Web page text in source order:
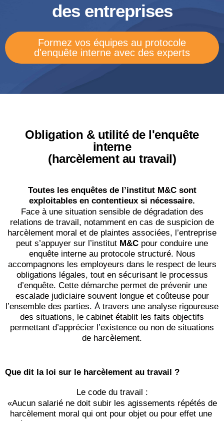
des entreprises
Formez vos équipes au protocole
d'enquête interne avec des experts
Obligation & utilité de l'enquête
interne
(harcèlement au travail)
Toutes les enquêtes de l’institut M&C sont
exploitables en contentieux si nécessaire.
Face à une situation sensible de dégradation des
relations de travail, notamment en cas de suspicion de
harcèlement moral et de plaintes associées, l’entreprise
peut s’appuyer sur l’institut M&C pour conduire une
enquête interne au protocole structuré. Nous
accompagnons les employeurs dans le respect de leurs
obligations légales, tout en sécurisant le processus
d’enquête. Cette démarche permet de prévenir une
escalade judiciaire souvent longue et coûteuse pour
l’ensemble des parties. À travers une analyse rigoureuse
des situations, le cabinet établit les faits objectifs
permettant d’apprécier l’existence ou non de situations
de harcèlement.
Que dit la loi sur le harcèlement au travail ?
Le code du travail :
harcèlement moral qui ont pour objet ou pour effet une